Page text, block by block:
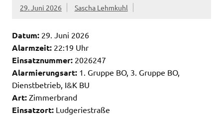
29. Juni 2026 Sascha Lehmkuhl
Datum: 29. Juni 2026
Alarmzeit: 22:19 Uhr
Einsatznummer: 2026247
Alarmierungsart: 1. Gruppe BO, 3. Gruppe BO,
Dienstbetrieb, I&K BU
Art: Zimmerbrand
Einsatzort: Ludgeriestraße